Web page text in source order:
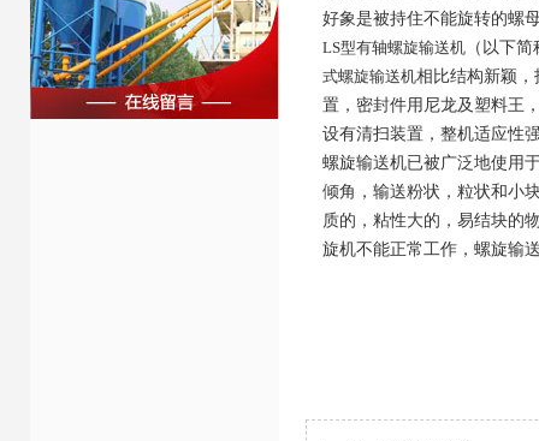
好象是被持住不能旋转的螺
LS型有轴螺旋输送机 （以下
式螺旋输送机相比结构新颖
置，密封件用尼龙及塑料王
设有清扫装置，整机适应性
螺旋输送机已被广泛地使用
倾角，输送粉状，粒状和小
质的，粘性大的，易结块的
旋机不能正常工作，螺旋输